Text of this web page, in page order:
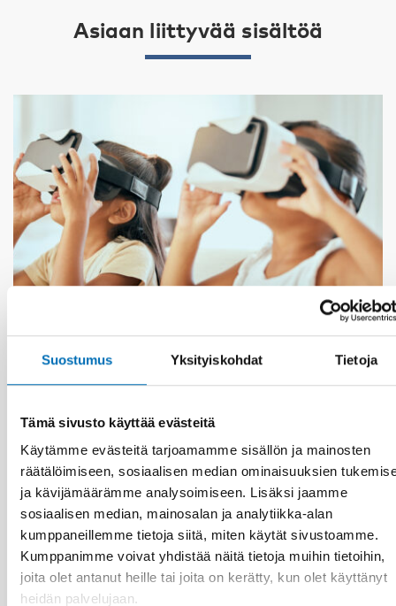
Suostumus Yksityiskohdat Tietoja
Tämä sivusto käyttää evästeitä
Käytämme evästeitä tarjoamamme sisällön ja mainosten
räätälöimiseen, sosiaalisen median ominaisuuksien
ja kävijämäärämme analysoimiseen. Lisäksi jaamme
sosiaalisen median, mainosalan ja analytiikka-alan
kumppaneillemme tietoja siitä, miten käytät sivustoamme.
Kumppanimme voivat yhdistää näitä tietoja muihin tietoihin,
joita olet antanut heille tai joita on kerätty, kun olet käyttänyt
heidän palvelujaan.
Asiaan liittyvää sisältöä
VAMMAISKYSYMYKSET
Inclusive and accessible AI on the agenda at the
UN COSP18 in June